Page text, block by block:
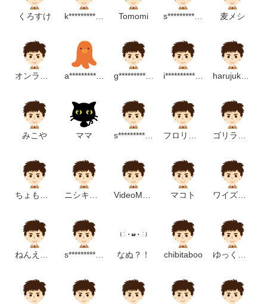
くろすけ k***********************p Tomomi s*******************p 麦メシ
a****************p g******************m i****************v harujuku1214
みこや ママ s****************m
マコト ワイズ★ワイズ★ワイズ
s***************m なぬ？！ chibitaboo